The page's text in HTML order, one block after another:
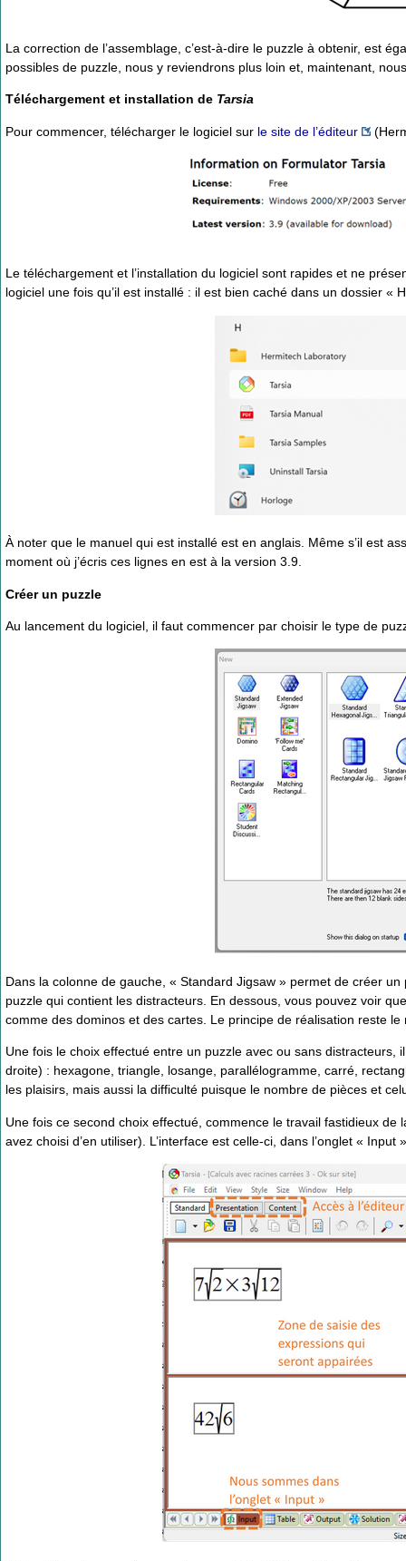
La correction de l’assemblage, c’est-à-dire le puzzle à obtenir, est
possibles de puzzle, nous y reviendrons plus loin et, maintenant,
Téléchargement et installation de Tarsia
Pour commencer, télécharger le logiciel sur le site de l’éditeur
Le téléchargement et l’installation du logiciel sont rapides et ne
logiciel une fois qu’il est installé : il est bien caché dans un dossier «
À noter que le manuel qui est installé est en anglais. Même s’il est
moment où j’écris ces lignes en est à la version 3.9.
Créer un puzzle
Au lancement du logiciel, il faut commencer par choisir le type de
Dans la colonne de gauche, « Standard Jigsaw » permet de créer
puzzle qui contient les distracteurs. En dessous, vous pouvez voir
comme des dominos et des cartes. Le principe de réalisation reste
Une fois le choix effectué entre un puzzle avec ou sans
droite) : hexagone, triangle, losange, parallélogramme, carré,
les plaisirs, mais aussi la difficulté puisque le nombre de pièces et
Une fois ce second choix effectué, commence le travail fastidieux
avez choisi d’en utiliser). L’interface est celle-ci, dans l’onglet « Input